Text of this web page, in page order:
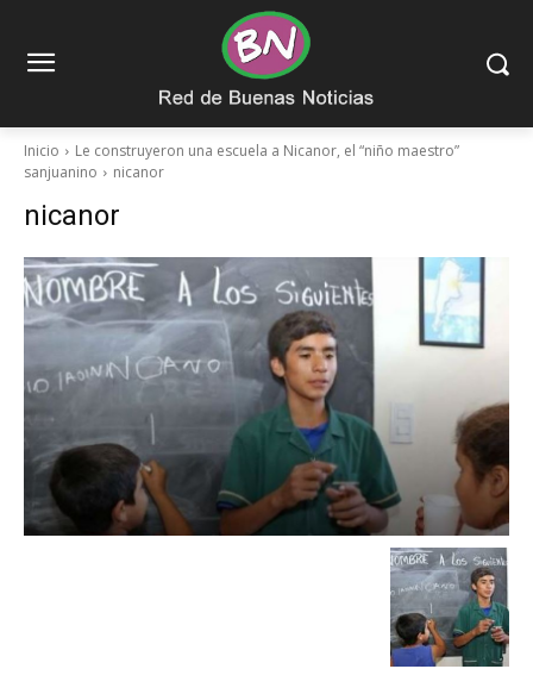
Inicio
Le construyeron una escuela a Nicanor, el “niño maestro”
sanjuanino
nicanor
nicanor